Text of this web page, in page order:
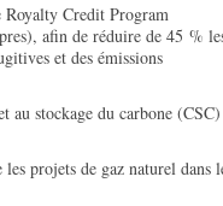
Credit Program
afin de réduire de 45 %
et des émissions
au stockage du carbone (CSC)
projets de gaz naturel dans